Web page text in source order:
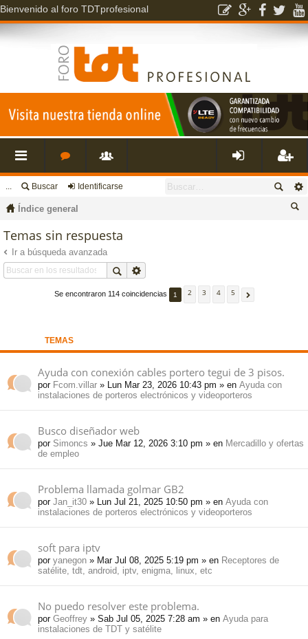
Bienvenido al foro TDTprofesional
nl
es
s
o
s
s
a
ri
eg
... Buscar Identificarse
Índice general
Temas sin respuesta
Ir a búsqueda avanzada
Se encontraron 114 coincidencias 1 2 3 4 5
TEMAS
Ayuda con conexión cables portero tegui de 3 pisos.
por Fcom.villar » Lun Mar 23, 2026 10:43 pm » en Ayuda con
instalaciones de porteros electrónicos y videoporteros
Busco diseñador web
por Simoncs » Jue Mar 12, 2026 3:10 pm » en Mercadillo y ofertas
de empleo
Problema llamada golmar GB2
por Jan_it30 » Lun Jul 21, 2025 10:50 pm » en Ayuda con
instalaciones de porteros electrónicos y videoporteros
soft para iptv
por yanegon » Mar Jul 08, 2025 5:19 pm » en Receptores de
satélite, tdt, android, iptv, enigma, linux, etc
No puedo resolver este problema.
por Geoffrey » Sab Jul 05, 2025 7:28 am » en Ayuda para
instalaciones de TDT y satélite